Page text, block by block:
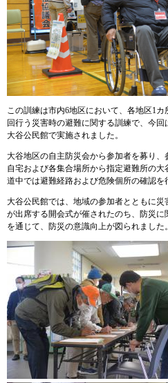
この訓練は市内6地区において、各地区1
回行う災害時の避難に関する訓練で、今
大谷公民館で実施されました。
大谷地区の自主防災会から参加者を募り
自宅および各集合場所から指定避難所の
道中では避難経路および危険個所の確認を
大谷公民館では、地域の参加者とともに
が出席する開会式が催されたのち、防災
を通じて、防災の意識向上が図られました。